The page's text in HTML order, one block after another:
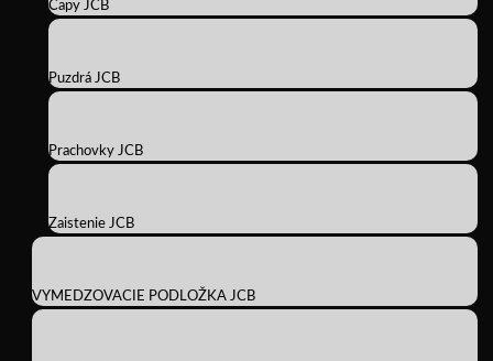
Čapy JCB
Puzdrá JCB
Prachovky JCB
Zaistenie JCB
VYMEDZOVACIE PODLOŽKA JCB